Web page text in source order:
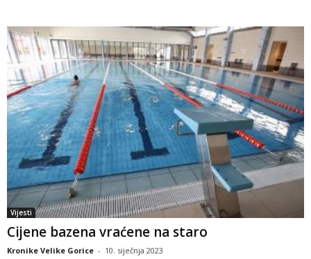
Vijesti
Cijene bazena vraćene na staro
Kronike Velike Gorice - 10. siječnja 2023